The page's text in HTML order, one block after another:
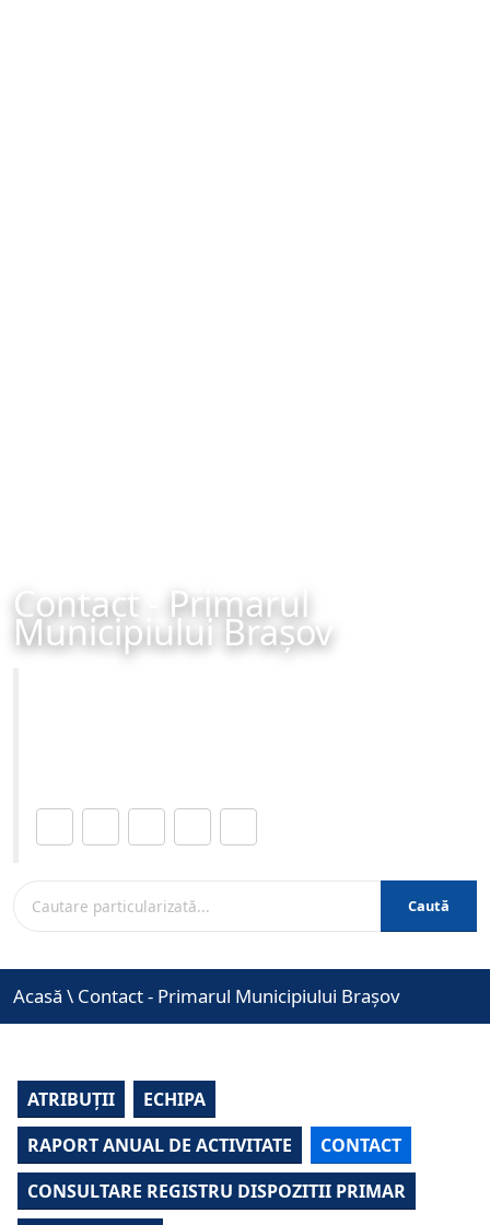
Contact - Primarul
Municipiului Brașov
Caută
Acasă \ Contact - Primarul Municipiului Brașov
ATRIBUȚII
ECHIPA
RAPORT ANUAL DE ACTIVITATE
CONTACT
CONSULTARE REGISTRU DISPOZITII PRIMAR